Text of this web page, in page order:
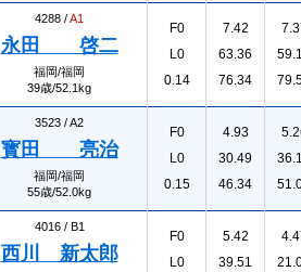
4288 /A1
永田 啓二
福岡/福岡
39歳/52.1kg
F0
L0
0.14
7.42
63.36
76.34
3523 /A2
寳田 亮治
福岡/福岡
55歳/52.0kg
F0
L0
0.15
4.93
30.49
46.34
4016 / B1
西川 新太郎
F0
L0
5.42
39.51